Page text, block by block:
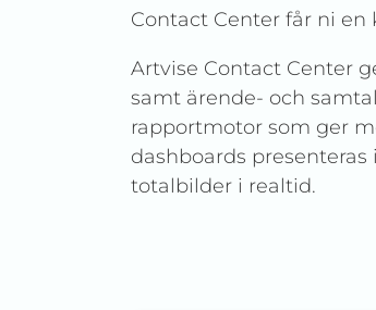
Contact Center får ni
Artvise Contact Center
samt ärende- och
rapportmotor som ger
dashboards
totalbilder i realtid.